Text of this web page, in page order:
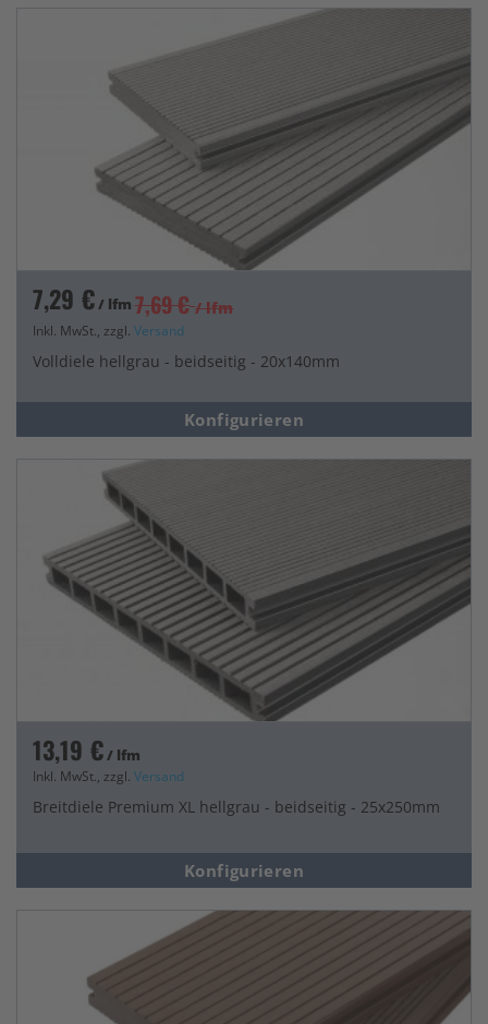
7,29 €/ lfm 7,69 € / lfm
Inkl. MwSt., zzgl. Versand
Volldiele hellgrau - beidseitig - 20x140mm
Konfigurieren
13,19 €/ lfm
Inkl. MwSt., zzgl. Versand
Breitdiele Premium XL hellgrau - beidseitig - 25x250mm
Konfigurieren